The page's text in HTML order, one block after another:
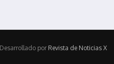
por Revista de Noticias X